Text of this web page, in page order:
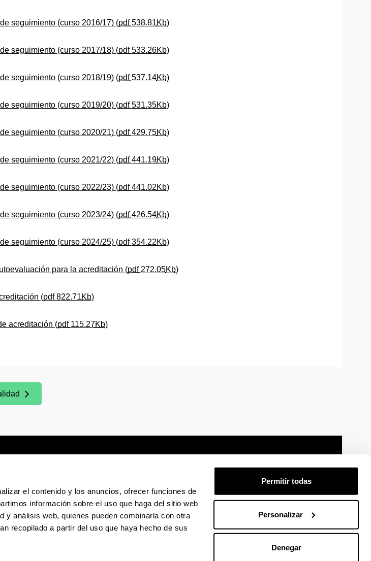
el contenido y los anuncios, ofrecer funciones de
información sobre el uso que haga del sitio web
y análisis web, quienes pueden combinarla con otra
recopilado a partir del uso que haya hecho de sus
Permitir todas
Personalizar
Denegar
seguimiento (curso 2016/17) (pdf538.81Kb)(Abre una nueva ventana)
seguimiento (curso 2017/18) (pdf533.26Kb)(Abre una nueva ventana)
seguimiento (curso 2018/19) (pdf537.14Kb)(Abre una nueva ventana)
seguimiento (curso 2019/20) (pdf531.35Kb)(Abre una nueva ventana)
seguimiento (curso 2020/21) (pdf429.75Kb)(Abre una nueva ventana)
seguimiento (curso 2021/22) (pdf441.19Kb)(Abre una nueva ventana)
seguimiento (curso 2022/23) (pdf441.02Kb)(Abre una nueva ventana)
seguimiento (curso 2023/24) (pdf426.54Kb)(Abre una nueva ventana)
seguimiento (curso 2024/25) (pdf354.22Kb)(Abre una nueva ventana)
para la acreditación (pdf272.05Kb)(Abre una nueva ventana)
(pdf822.71Kb)(Abre una nueva ventana)
acreditación (pdf 115.27Kb)(Abre una nueva ventana)
Accesibilidad Información legal Mapa Ayuda Contacto
La EHU en TiktokLa EHU en BlueskyLa EHU en FacebookLa EHU en LinkedinLa EHU en InstagramLa EHU en YoutubeLa EHU en VimeoLa EHU en Flickr